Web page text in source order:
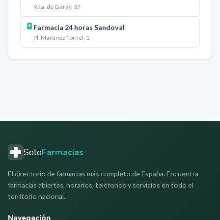
Rda. de Garay, 37
Farmacia 24 horas Sandoval
Pl. Martínez Tornel, 1
SoloFarmacias
El directorio de farmacias más completo de España. Encuentra
farmacias abiertas, horarios, teléfonos y servicios en todo el
territorio nacional.